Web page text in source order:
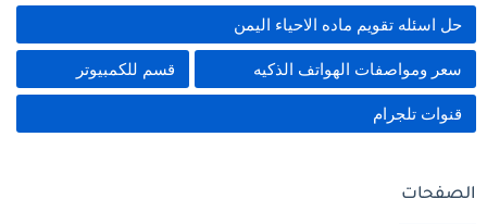
حل اسئله تقويم ماده الاحياء اليمن
سعر ومواصفات الهواتف الذكيه قسم للكمبيوتر
قنوات تلجرام
الصفحات